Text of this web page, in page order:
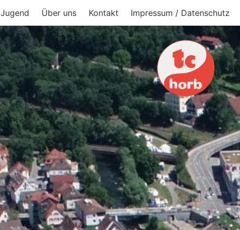
Jugend Über uns Kontakt Impressum / Datenschutz